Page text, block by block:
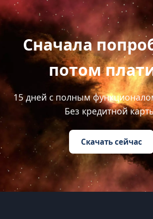
Сначала
потом
15 дней с полным
Без кредитной
Скачать сейчас